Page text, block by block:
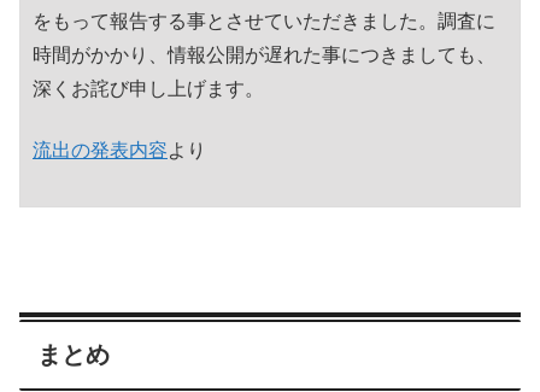
をもって報告する事とさせていただきました。調査に
時間がかかり、情報公開が遅れた事につきましても、
深くお詫び申し上げます。
流出の発表内容より
まとめ